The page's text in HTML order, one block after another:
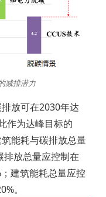
减排潜力
放可在2030年达
作为达峰目标的
能耗与碳排放总量
放总量应控制在
建筑能耗总量应控
。